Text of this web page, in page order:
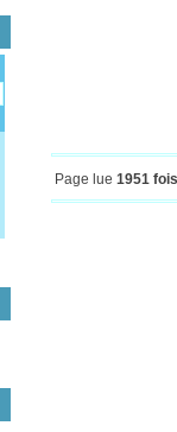
Page lue 1951 fois